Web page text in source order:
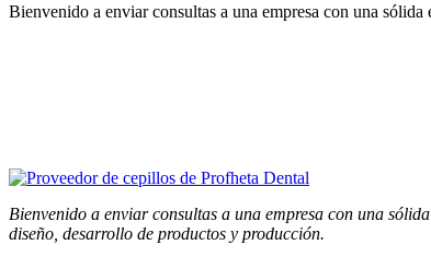
Bienvenido a enviar consultas a una empresa con una
Bienvenido a enviar consultas a una empresa con una
diseño, desarrollo de productos y producción.